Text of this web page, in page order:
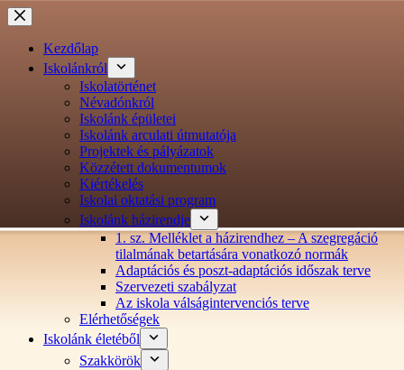
Ugrás
a
tartalomraKezdőlap
Iskolánkról
Iskolatörténet
Névadónkról
Iskolánk épületei
Iskolánk arculati útmutatója
Projektek és pályázatok
Közzétett dokumentumok
Kiértékelés
Iskolai oktatási program
Iskolánk házirendje
1. sz. Melléklet a házirendhez – A szegregáció
tilalmának betartására vonatkozó normák
Adaptációs és poszt-adaptációs időszak terve
Szervezeti szabályzat
Az iskola válságintervenciós terve
Elérhetőségek
Iskolánk életéből
Szakkörök